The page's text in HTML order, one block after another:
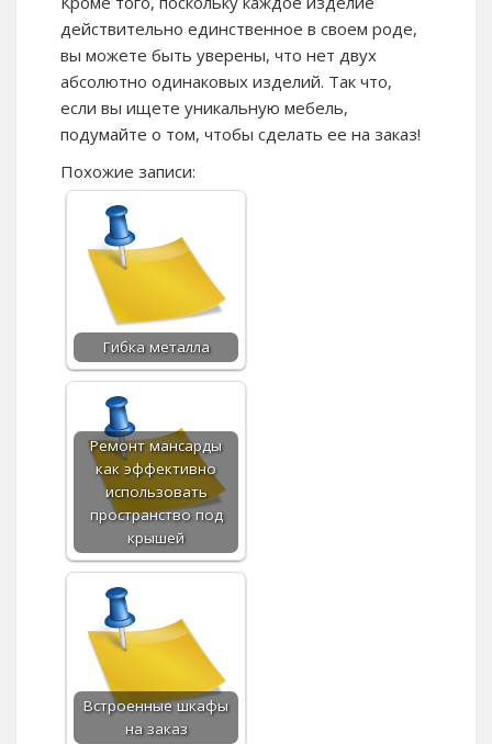
действительно единственное в своем роде,
вы можете быть уверены, что нет двух
абсолютно одинаковых изделий. Так что,
если вы ищете уникальную мебель,
подумайте о том, чтобы сделать ее на заказ!
Похожие записи:
Гибка металла
Ремонт мансарды
как эффективно
использовать
пространство под
крышей
Встроенные шкафы
на заказ